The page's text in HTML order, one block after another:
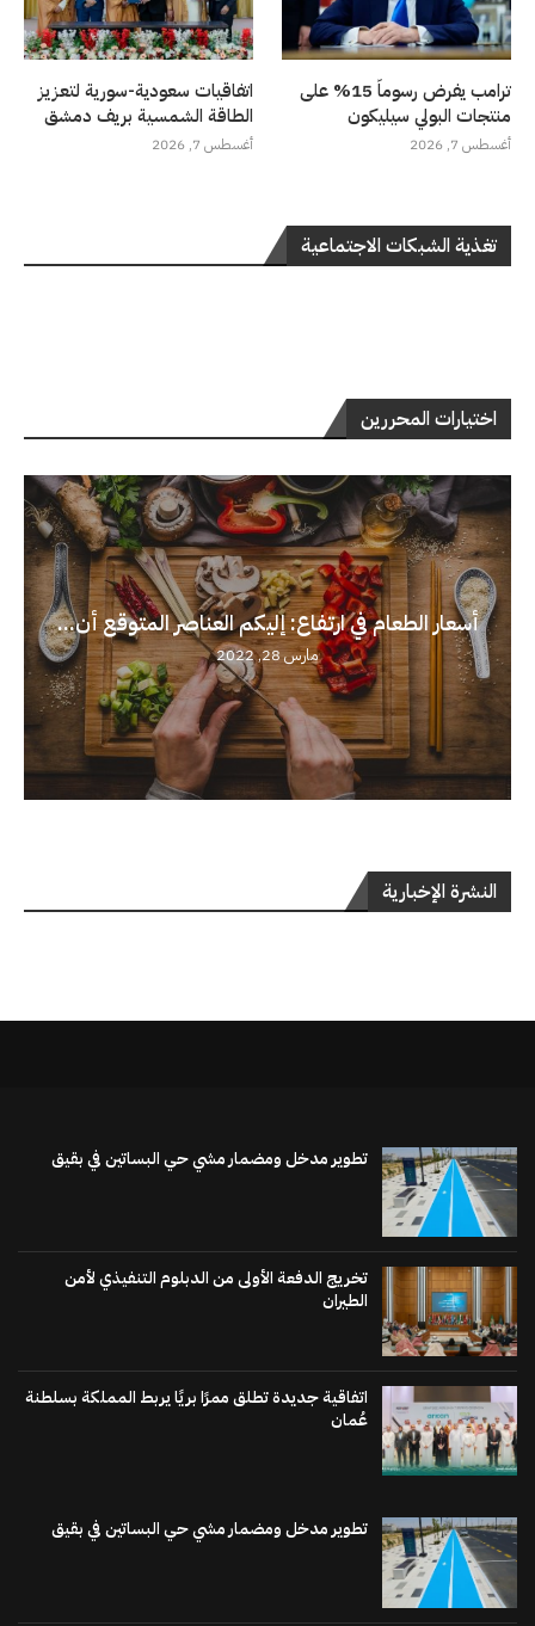
ترامب يفرض رسوماً 15% على
منتجات البولي سيليكون
أغسطس 7, 2026
اتفاقيات سعودية-سورية لتعزيز
الطاقة الشمسية بريف دمشق
أغسطس 7, 2026
تغذية الشبكات الاجتماعية
اختيارات المحررين
أسعار الطعام في ارتفاع: إليكم العناصر المتوقع أن...
مارس 28, 2022
النشرة الإخبارية
تطوير مدخل ومضمار مشي حي البساتين في بقيق
تخريج الدفعة الأولى من الدبلوم التنفيذي لأمن
الطيران
اتفاقية جديدة تطلق ممرًا بريًا يربط المملكة بسلطنة
عُمان
تطوير مدخل ومضمار مشي حي البساتين في بقيق